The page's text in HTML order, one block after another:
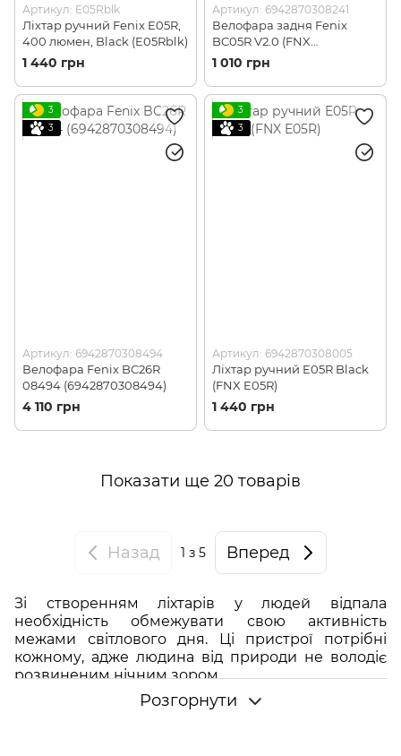
Артикул: E05Rblk
Ліхтар ручний Fenix ​​E05R,
400 люмен, Black (E05Rblk)
1 440 грн
Артикул: 6942870308241
Велофара задня Fenix
BC05R V2.0 (FNX
BC05RV2.0)
1 010 грн
3
3
Артикул: 6942870308494
Велофара Fenix BC26R
08494 (6942870308494)
4 110 грн
3
3
Артикул: 6942870308005
Ліхтар ручний E05R Black
(FNX E05R)
1 440 грн
Показати ще 20 товарів
Назад 1 з 5 Вперед
Зі створенням ліхтарів у людей відпала
необхідність обмежувати свою активність
межами світлового дня. Ці пристрої потрібні
кожному, адже людина від природи не володіє
розвиненим нічним зором.
Вибираючи ліхтар, важливо звертати увагу на
Розгорнути